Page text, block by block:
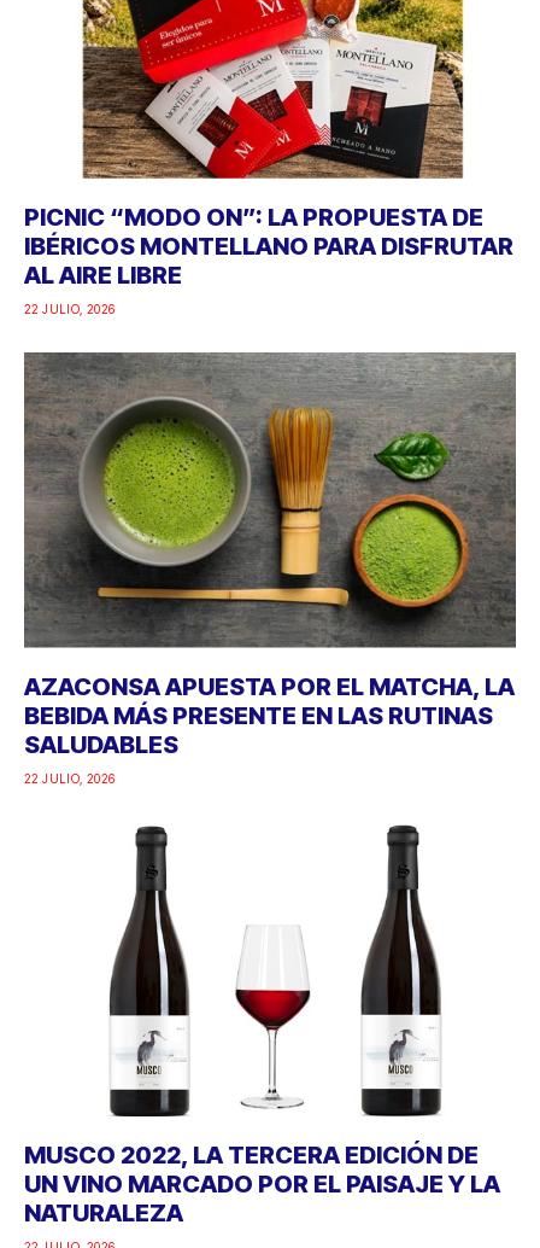
PICNIC “MODO ON”: LA PROPUESTA DE
IBÉRICOS MONTELLANO PARA DISFRUTAR
AL AIRE LIBRE
22 JULIO, 2026
AZACONSA APUESTA POR EL MATCHA, LA
BEBIDA MÁS PRESENTE EN LAS RUTINAS
SALUDABLES
22 JULIO, 2026
MUSCO 2022, LA TERCERA EDICIÓN DE
UN VINO MARCADO POR EL PAISAJE Y LA
NATURALEZA